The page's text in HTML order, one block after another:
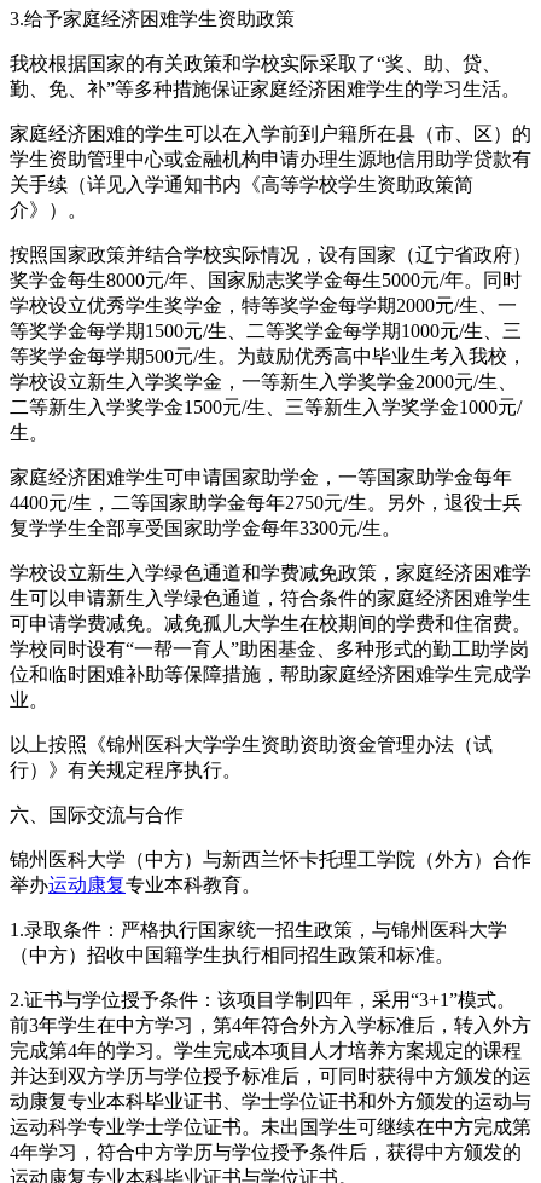
3.给予家庭经济困难学生资助政策
我校根据国家的有关政策和学校实际采取了“奖、助、贷、
勤、免、补”等多种措施保证家庭经济困难学生的学习生活。
家庭经济困难的学生可以在入学前到户籍所在县（市、区）的
学生资助管理中心或金融机构申请办理生源地信用助学贷款有
关手续（详见入学通知书内《高等学校学生资助政策简
介》）。
按照国家政策并结合学校实际情况，设有国家（辽宁省政府）
奖学金每生8000元/年、国家励志奖学金每生5000元/年。同时
学校设立优秀学生奖学金，特等奖学金每学期2000元/生、一
等奖学金每学期1500元/生、二等奖学金每学期1000元/生、三
等奖学金每学期500元/生。为鼓励优秀高中毕业生考入我校，
学校设立新生入学奖学金，一等新生入学奖学金2000元/生、
二等新生入学奖学金1500元/生、三等新生入学奖学金1000元/
生。
家庭经济困难学生可申请国家助学金，一等国家助学金每年
4400元/生，二等国家助学金每年2750元/生。另外，退役士兵
复学学生全部享受国家助学金每年3300元/生。
学校设立新生入学绿色通道和学费减免政策，家庭经济困难学
生可以申请新生入学绿色通道，符合条件的家庭经济困难学生
可申请学费减免。减免孤儿大学生在校期间的学费和住宿费。
学校同时设有“一帮一育人”助困基金、多种形式的勤工助学岗
位和临时困难补助等保障措施，帮助家庭经济困难学生完成学
业。
以上按照《锦州医科大学学生资助资助资金管理办法（试
行）》有关规定程序执行。
六、国际交流与合作
锦州医科大学（中方）与新西兰怀卡托理工学院（外方）合作
举办运动康复专业本科教育。
1.录取条件：严格执行国家统一招生政策，与锦州医科大学
（中方）招收中国籍学生执行相同招生政策和标准。
2.证书与学位授予条件：该项目学制四年，采用“3+1”模式。
前3年学生在中方学习，第4年符合外方入学标准后，转入外方
完成第4年的学习。学生完成本项目人才培养方案规定的课程
并达到双方学历与学位授予标准后，可同时获得中方颁发的运
动康复专业本科毕业证书、学士学位证书和外方颁发的运动与
运动科学专业学士学位证书。未出国学生可继续在中方完成第
4年学习，符合中方学历与学位授予条件后，获得中方颁发的
运动康复专业本科毕业证书与学位证书。